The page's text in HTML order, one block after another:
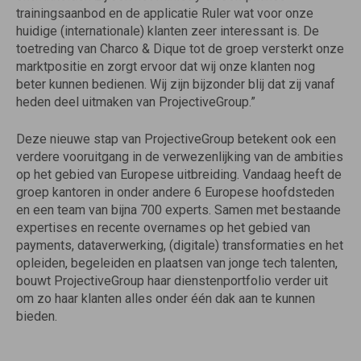
trainingsaanbod en de applicatie Ruler wat voor onze
huidige (internationale) klanten zeer interessant is. De
toetreding van Charco & Dique tot de groep versterkt onze
marktpositie en zorgt ervoor dat wij onze klanten nog
beter kunnen bedienen. Wij zijn bijzonder blij dat zij vanaf
heden deel uitmaken van ProjectiveGroup.”
Deze nieuwe stap van ProjectiveGroup betekent ook een
verdere vooruitgang in de verwezenlijking van de ambities
op het gebied van Europese uitbreiding. Vandaag heeft de
groep kantoren in onder andere 6 Europese hoofdsteden
en een team van bijna 700 experts. Samen met bestaande
expertises en recente overnames op het gebied van
payments, dataverwerking, (digitale) transformaties en het
opleiden, begeleiden en plaatsen van jonge tech talenten,
bouwt ProjectiveGroup haar dienstenportfolio verder uit
om zo haar klanten alles onder één dak aan te kunnen
bieden.